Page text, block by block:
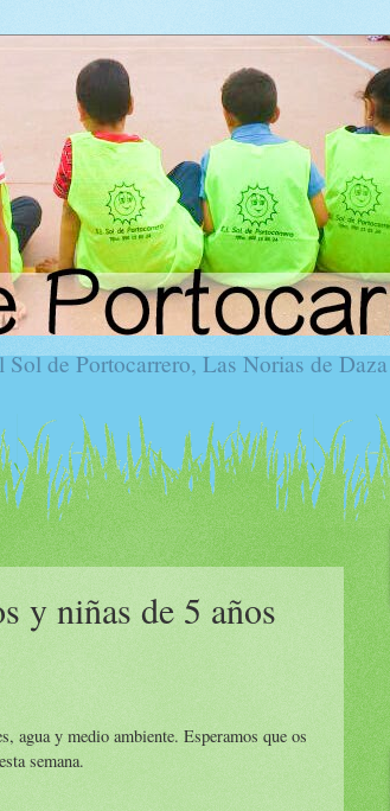
de Portocarrero, Las Norias de Daza
y niñas de 5 años
agua y medio ambiente. Esperamos que os
semana.